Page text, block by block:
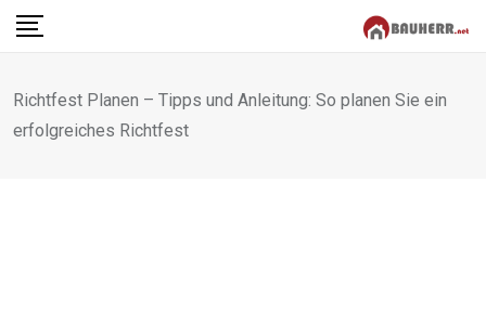
Skip
Richtfest Planen – Tipps und Anleitung: So planen Sie ein
erfolgreiches Richtfest